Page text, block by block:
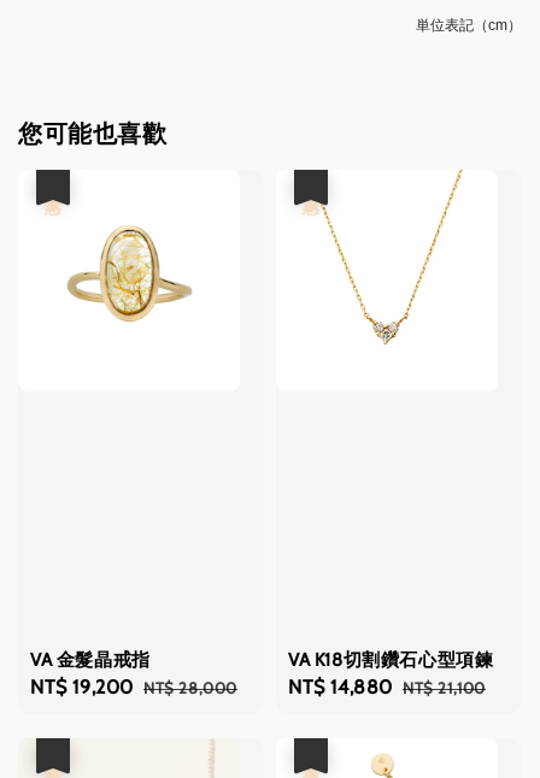
単位表記（cm）
您可能也喜歡
VA 金髮晶戒指
Sale
NT$ 19,200 Regular
NT$ 28,000
VA K18切割鑽石心型項鍊
Sale
NT$ 14,880 Regular
NT$ 21,100